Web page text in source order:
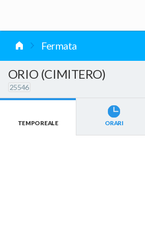
Fermata
ORIO (CIMITERO)
25546
TEMPO REALE ORARI